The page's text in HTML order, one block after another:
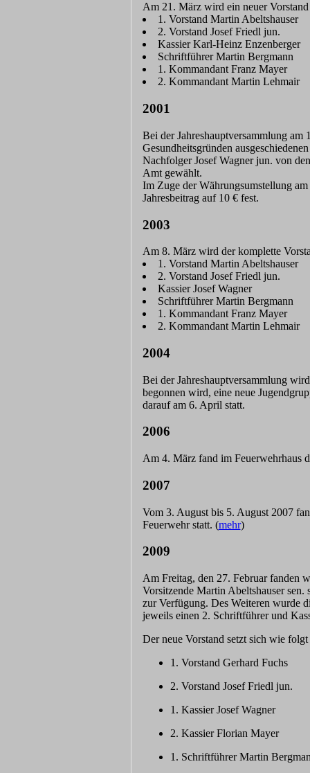
Am 21. März wird ein neuer
1. Vorstand Martin Abeltshauser
2. Vorstand Josef Friedl jun.
Kassier Karl-Heinz Enzenberger
Schriftführer Martin Bergmann
1. Kommandant Franz Mayer
2. Kommandant Martin Lehmair
2001
Bei der Jahreshauptversammlung am
Gesundheitsgründen
Nachfolger Josef Wagner jun. von
Amt gewählt.
Im Zuge der Währungsumstellung
Jahresbeitrag auf 10 € fest.
2003
Am 8. März wird der komplette
1. Vorstand Martin Abeltshauser
2. Vorstand Josef Friedl jun.
Kassier Josef Wagner
Schriftführer Martin Bergmann
1. Kommandant Franz Mayer
2. Kommandant Martin Lehmair
2004
Bei der Jahreshauptversammlung
begonnen wird, eine neue
darauf am 6. April statt.
2006
Am 4. März fand im Feuerwehrhaus
2007
Vom 3. August bis 5. August 2007
Feuerwehr statt. (mehr)
2009
Am Freitag, den 27. Februar fanden
Vorsitzende Martin Abeltshauser sen.
zur Verfügung. Des Weiteren wurde
jeweils einen 2. Schriftführer und
Der neue Vorstand setzt sich wie folgt
1. Vorstand Gerhard Fuchs
2. Vorstand Josef Friedl jun.
1. Kassier Josef Wagner
2. Kassier Florian Mayer
1. Schriftführer Martin